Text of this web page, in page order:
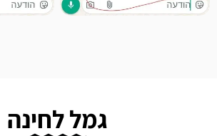
גמל לחינה